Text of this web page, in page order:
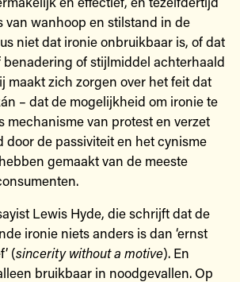
van wanhoop en stilstand in de
niet dat ironie onbruikbaar is, of dat
benadering of stijlmiddel achterhaald
maakt zich zorgen over het feit dat
– dat de mogelijkheid om ironie te
mechanisme van protest en verzet
de passiviteit en het cynisme
gemaakt van de meeste
Lewis Hyde, die schrijft dat de
ironie niets anders is dan ‘ernst
(sincerity without a motive). En
bruikbaar in noodgevallen. Op